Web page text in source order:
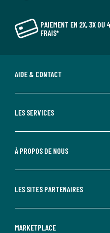
PAIEMENT EN 2X, 3X OU
FRAIS*
AIDE & CONTACT
LES SERVICES
À PROPOS DE NOUS
LES SITES PARTENAIRES
MARKETPLACE